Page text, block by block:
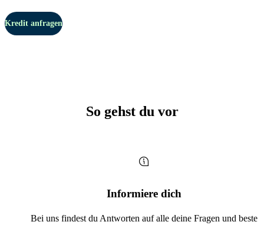
Kredit anfragen
So gehst du vor
Informiere dich
Bei uns findest du Antworten auf alle deine Fragen und beste